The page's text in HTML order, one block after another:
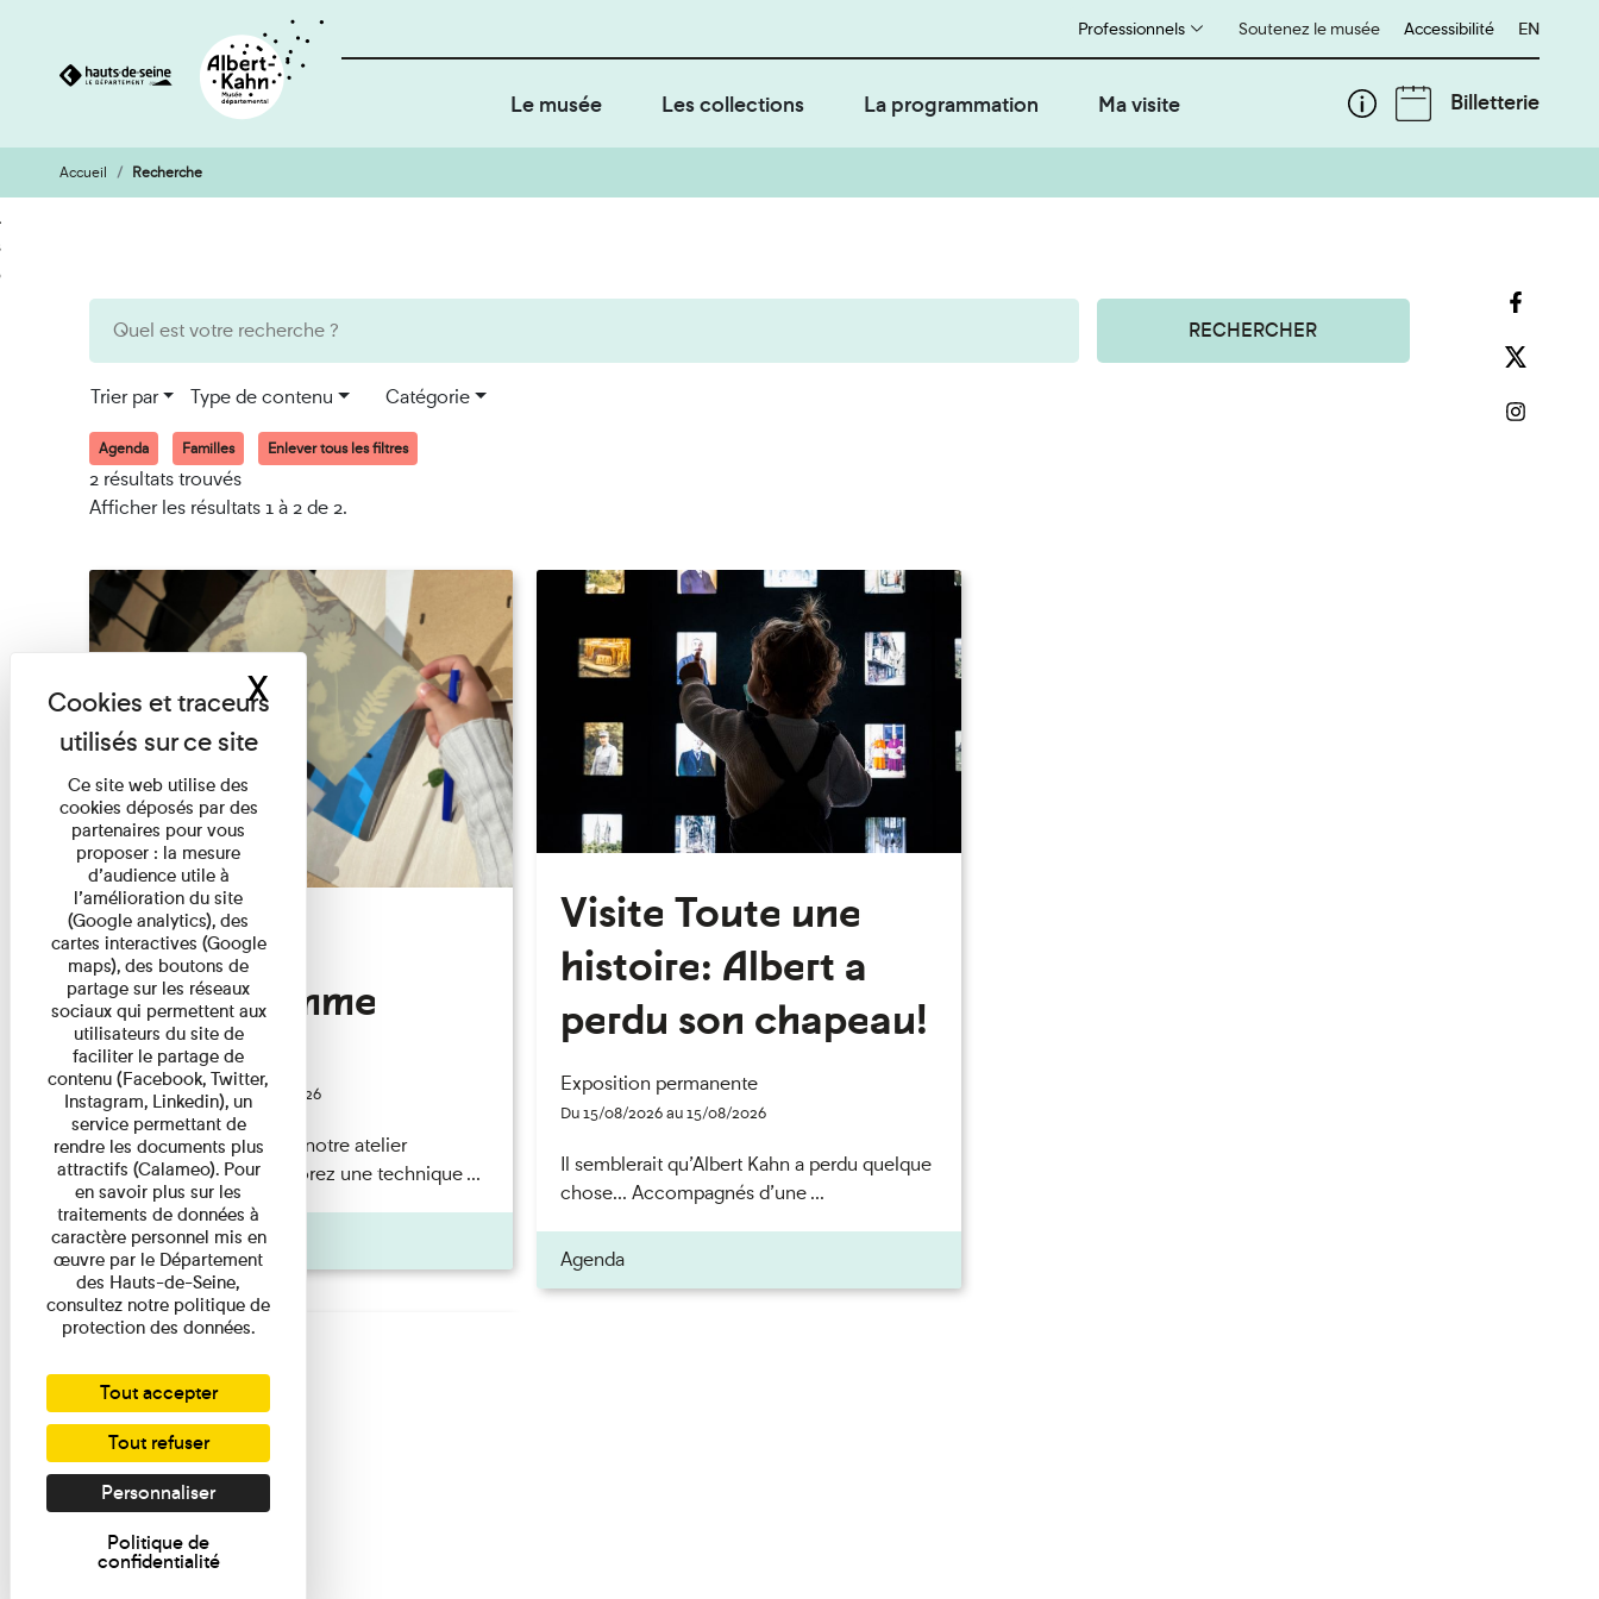
Aller
au
contenu
Aller
à
la
Soutenez le musée
Professionnels Accessibilité English
EN
Le musée Les collections La programmation Ma visite Billetterie
Accueil Recherche
RECHERCHER
Trier par Type de contenu Catégorie
Agenda Familles Enlever tous les filtres
2 résultats trouvés
Afficher les résultats 1 à 2 de 2.
Atelier
Photogramme
Familles
Du 23/08/2026 au 23/08/2026
Participez en famille à notre atelier
Photogramme et explorez une technique ...
Agenda
Visite Toute une
histoire: Albert a
perdu son chapeau!
Exposition permanente
Du 15/08/2026 au 15/08/2026
Il semblerait qu’Albert Kahn a perdu quelque
chose... Accompagnés d’une ...
Agenda
Ce site web utilise des
cookies déposés par des
partenaires pour vous
proposer : la mesure
d’audience utile à
l’amélioration du site
(Google analytics), des
cartes interactives (Google
maps), des boutons de
partage sur les réseaux
sociaux qui permettent aux
utilisateurs du site de
faciliter le partage de
contenu (Facebook, Twitter,
Instagram, Linkedin), un
service permettant de
rendre les documents plus
attractifs (Calameo). Pour
en savoir plus sur les
traitements de données à
caractère personnel mis en
œuvre par le Département
des Hauts-de-Seine,
consultez notre politique de
protection des données.
Tout accepter
Tout refuser
Personnaliser
Politique de
confidentialité
XMasquer le bandeau des cookies